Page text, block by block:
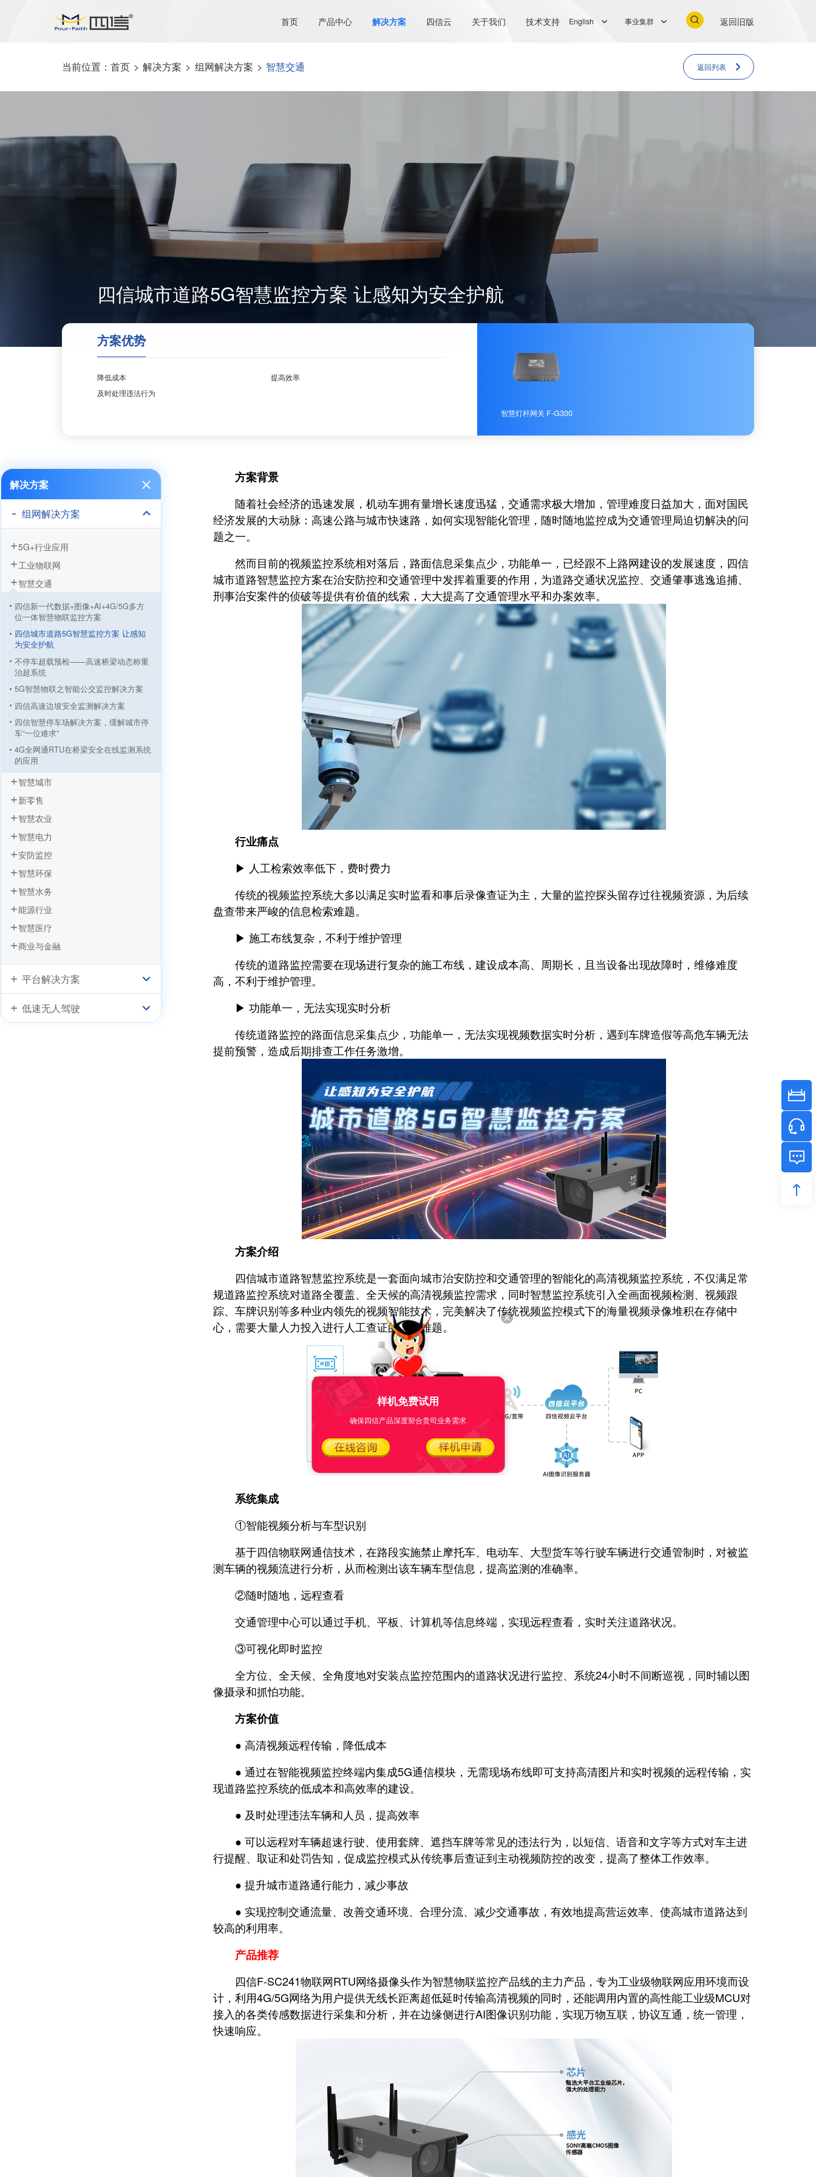
首页 产品中心 解决方案 四信云 关于我们 技术支持 English 事业集群 返回旧版
当前位置： 首页 > 解决方案 > 组网解决方案 > 智慧交通 返回列表
四信城市道路5G智慧监控方案 让感知为安全护航
方案优势
降低成本
提高效率
及时处理违法行为
智慧灯杆网关 F-G300
解决方案
组网解决方案
5G+行业应用
工业物联网
智慧交通
四信新一代数据+图像+AI+4G/5G多方
位一体智慧物联监控方案
四信城市道路5G智慧监控方案 让感知
为安全护航
不停车超载预检——⾼速桥梁动态称重
治超系统
5G智慧物联之智能公交监控解决方案
四信高速边坡安全监测解决方案
四信智慧停车场解决方案，缓解城市停
车“一位难求”
4G全网通RTU在桥梁安全在线监测系统
的应用
四信电子警察抓拍系统应用方案
城市路灯无线通信监控系统解决方案
抓拍系统的应用方案
智慧城市
新零售
智慧农业
智慧电力
安防监控
智慧环保
智慧水务
能源行业
智慧医疗
商业与金融
平台解决方案
低速无人驾驶
方案背景
随着社会经济的迅速发展，机动车拥有量增长速度迅猛，交通需求极大增加，管理难度日益加大，面对国民
经济发展的大动脉：高速公路与城市快速路，如何实现智能化管理，随时随地监控成为交通管理局迫切解决的问
题之一。
然而目前的视频监控系统相对落后，路面信息采集点少，功能单一，已经跟不上路网建设的发展速度，四信
城市道路智慧监控方案在治安防控和交通管理中发挥着重要的作用，为道路交通状况监控、交通肇事逃逸追捕、
刑事治安案件的侦破等提供有价值的线索，大大提高了交通管理水平和办案效率。
行业痛点
▶ 人工检索效率低下，费时费力
传统的视频监控系统大多以满足实时监看和事后录像查证为主，大量的监控探头留存过往视频资源，为后续
盘查带来严峻的信息检索难题。
▶ 施工布线复杂，不利于维护管理
传统的道路监控需要在现场进行复杂的施工布线，建设成本高、周期长，且当设备出现故障时，维修难度
高，不利于维护管理。
▶ 功能单一，无法实现实时分析
传统道路监控的路面信息采集点少，功能单一，无法实现视频数据实时分析，遇到车牌造假等高危车辆无法
提前预警，造成后期排查工作任务激增。
方案介绍
四信城市道路智慧监控系统是一套面向城市治安防控和交通管理的智能化的高清视频监控系统，不仅满足常
规道路监控系统对道路全覆盖、全天候的高清视频监控需求，同时智慧监控系统引入全画面视频检测、视频跟
踪、车牌识别等多种业内领先的视频智能技术，完美解决了传统视频监控模式下的海量视频录像堆积在存储中
心，需要大量人力投入进行人工查证的痛点难题。
系统集成
①智能视频分析与车型识别
基于四信物联网通信技术，在路段实施禁止摩托车、电动车、大型货车等行驶车辆进行交通管制时，对被监
测车辆的视频流进行分析，从而检测出该车辆车型信息，提高监测的准确率。
②随时随地，远程查看
交通管理中心可以通过手机、平板、计算机等信息终端，实现远程查看，实时关注道路状况。
③可视化即时监控
全方位、全天候、全角度地对安装点监控范围内的道路状况进行监控、系统24小时不间断巡视，同时辅以图
像摄录和抓怕功能。
方案价值
● 高清视频远程传输，降低成本
● 通过在智能视频监控终端内集成5G通信模块，无需现场布线即可支持高清图片和实时视频的远程传输，实
现道路监控系统的低成本和高效率的建设。
● 及时处理违法车辆和人员，提高效率
● 可以远程对车辆超速行驶、使用套牌、遮挡车牌等常见的违法行为，以短信、语音和文字等方式对车主进
行提醒、取证和处罚告知，促成监控模式从传统事后查证到主动视频防控的改变，提高了整体工作效率。
● 提升城市道路通行能力，减少事故
● 实现控制交通流量、改善交通环境、合理分流、减少交通事故，有效地提高营运效率、使高城市道路达到
较高的利用率。
产品推荐
四信F-SC241物联网RTU网络摄像头作为智慧物联监控产品线的主力产品，专为工业级物联网应用环境而设
计，利用4G/5G网络为用户提供无线长距离超低延时传输高清视频的同时，还能调用内置的高性能工业级MCU对
接入的各类传感数据进行采集和分析，并在边缘侧进行AI图像识别功能，实现万物互联，协议互通，统一管理，
快速响应。
样机免费试用
确保四信产品深度契合贵司业务需求